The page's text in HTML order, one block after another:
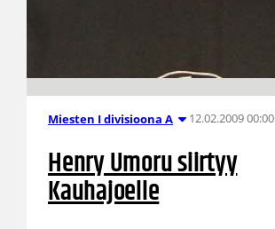
Miesten I divisioona A 12.02.2009 00:00
Henry Umoru siirtyy
Kauhajoelle